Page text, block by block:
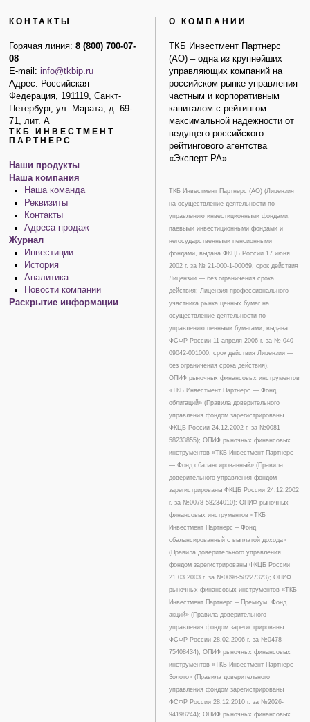
КОНТАКТЫ
Горячая линия:8 (800) 700-07-
08
E-mail:info@tkbip.ru
Адрес: Российская
Федерация, 191119, Санкт-
Петербург, ул. Марата, д. 69-
71, лит. А
ТКБ ИНВЕСТМЕНТ
ПАРТНЕРС
Наши продукты
Наша компания
Наша команда
Реквизиты
Контакты
Адреса продаж
Журнал
Инвестиции
История
Аналитика
Новости компании
Раскрытие информации
О КОМПАНИИ
ТКБ Инвестмент Партнерс
(АО) – одна из крупнейших
управляющих компаний на
российском рынке управления
частным и корпоративным
капиталом с рейтингом
максимальной надежности от
ведущего российского
рейтингового агентства
«Эксперт РА».
ТКБ Инвестмент Партнерс (АО) (Лицензия
на осуществление деятельности по
управлению инвестиционными фондами,
паевыми инвестиционными фондами и
негосударственными пенсионными
фондами, выдана ФКЦБ России 17 июня
2002 г. за № 21-000-1-00069, срок действия
Лицензии — без ограничения срока
действия; Лицензия профессионального
участника рынка ценных бумаг на
осуществление деятельности по
управлению ценными бумагами, выдана
ФСФР России 11 апреля 2006 г. за № 040-
09042-001000, срок действия Лицензии —
без ограничения срока действия).
ОПИФ рыночных финансовых инструментов
«ТКБ Инвестмент Партнерс — Фонд
облигаций» (Правила доверительного
управления фондом зарегистрированы
ФКЦБ России 24.12.2002 г. за №0081-
58233855); ОПИФ рыночных финансовых
инструментов «ТКБ Инвестмент Партнерс
— Фонд сбалансированный» (Правила
доверительного управления фондом
зарегистрированы ФКЦБ России 24.12.2002
г. за №0078-58234010); ОПИФ рыночных
финансовых инструментов «ТКБ
Инвестмент Партнерс – Фонд
сбалансированный с выплатой дохода»
(Правила доверительного управления
фондом зарегистрированы ФКЦБ России
21.03.2003 г. за №0096-58227323); ОПИФ
рыночных финансовых инструментов «ТКБ
Инвестмент Партнерс – Премиум. Фонд
акций» (Правила доверительного
управления фондом зарегистрированы
ФСФР России 28.02.2006 г. за №0478-
75408434); ОПИФ рыночных финансовых
инструментов «ТКБ Инвестмент Партнерс –
Золото» (Правила доверительного
управления фондом зарегистрированы
ФСФР России 28.12.2010 г. за №2026-
94198244); ОПИФ рыночных финансовых